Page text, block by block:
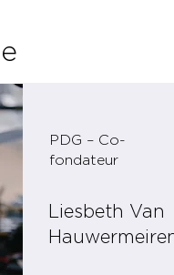
PDG – Co-
fondateur
Liesbeth Van